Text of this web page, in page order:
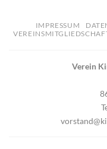
IMPRESSUM
Verein